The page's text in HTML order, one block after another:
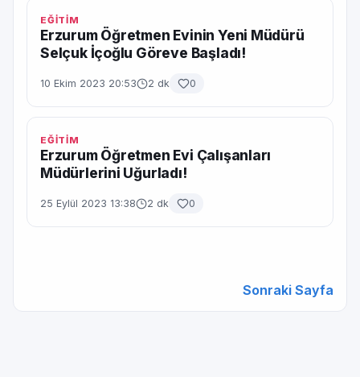
EĞİTİM
Erzurum Öğretmen Evinin Yeni Müdürü
Selçuk İçoğlu Göreve Başladı!
10 Ekim 2023 20:53 2 dk 0
EĞİTİM
Erzurum Öğretmen Evi Çalışanları
Müdürlerini Uğurladı!
25 Eylül 2023 13:38 2 dk 0
Sonraki Sayfa